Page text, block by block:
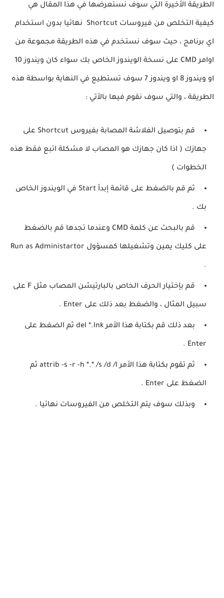
الطريقة الأخيرة التي سوف نستعرضها في هذا المقال هي
كيفية التخلص من فيروسات Shortcut نهائيا بدون استخدام
اي برنامج ، حيث سوف نستخدم في هذه الطريقة مجموعة من
اوامر CMD على نسخة الويندوز الخاص بك سواء كان ويندوز 10
او ويندوز 8 او ويندوز 7 سوف تستطيع في النهاية بواسطة هذه
الطريقة ، والتي سوف نقوم فيها بالأتي :
قم بتوصيل الفلاشة المصابة بفيروس Shortcut على
جهازك ( اذا كان جهازك هو المصاب لا مشكلة اتبع فقط هذه
الخطوات )
ثم قم بالضغط على قائمة إبدأ Start في الويندوز الخاص
بك .
قم بالبحث عن كلمة CMD وعندما تجدها قم بالضغط
على كليك يمين وتشغيلها كمسؤول Run as Administartor
.
قم بإختيار الحرف الخاص بالبارتيشن المصاب مثل F على
سبيل المثال ، والضغط بعد ذلك على Enter .
بعد ذلك قم بكتابة هذا الأمر del *.lnk ثم الضغط على
Enter .
ثم تقوم بكتابة هذا الأمر attrib -s -r -h *.* /s /d /l ثم
الضغط على Enter .
وبذلك سوف يتم التخلص من الفيروسات نهائيا .